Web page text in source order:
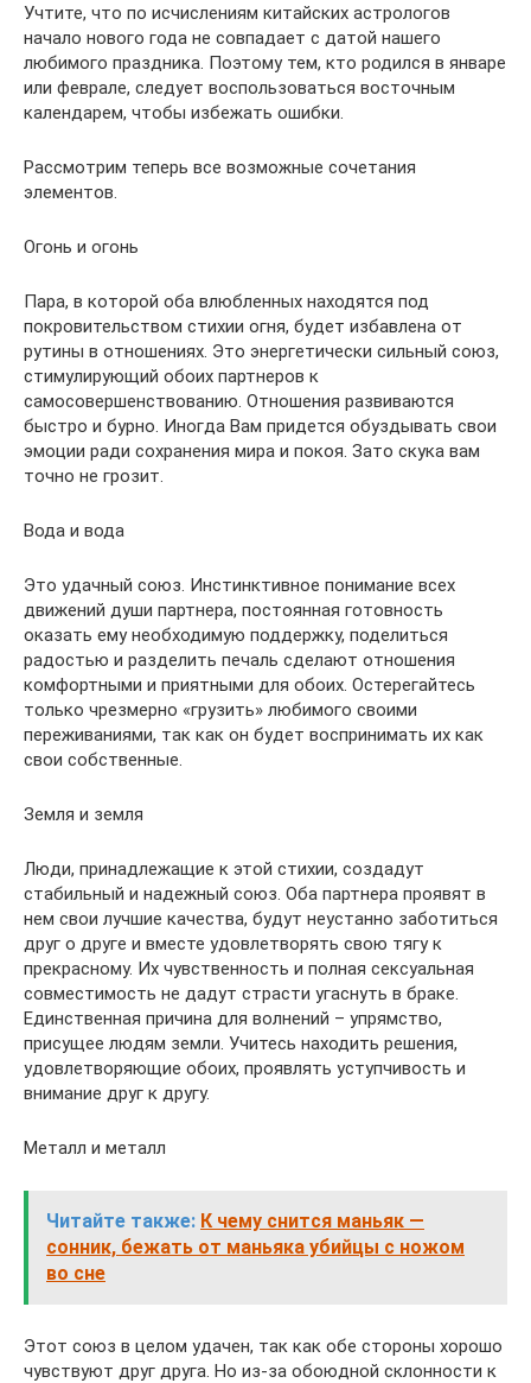
Учтите, что по исчислениям китайских астрологов
начало нового года не совпадает с датой нашего
любимого праздника. Поэтому тем, кто родился в январе
или феврале, следует воспользоваться восточным
календарем, чтобы избежать ошибки.
Рассмотрим теперь все возможные сочетания
элементов.
Огонь и огонь
Пара, в которой оба влюбленных находятся под
покровительством стихии огня, будет избавлена от
рутины в отношениях. Это энергетически сильный союз,
стимулирующий обоих партнеров к
самосовершенствованию. Отношения развиваются
быстро и бурно. Иногда Вам придется обуздывать свои
эмоции ради сохранения мира и покоя. Зато скука вам
точно не грозит.
Вода и вода
Это удачный союз. Инстинктивное понимание всех
движений души партнера, постоянная готовность
оказать ему необходимую поддержку, поделиться
радостью и разделить печаль сделают отношения
комфортными и приятными для обоих. Остерегайтесь
только чрезмерно «грузить» любимого своими
переживаниями, так как он будет воспринимать их как
свои собственные.
Земля и земля
Люди, принадлежащие к этой стихии, создадут
стабильный и надежный союз. Оба партнера проявят в
нем свои лучшие качества, будут неустанно заботиться
друг о друге и вместе удовлетворять свою тягу к
прекрасному. Их чувственность и полная сексуальная
совместимость не дадут страсти угаснуть в браке.
Единственная причина для волнений – упрямство,
присущее людям земли. Учитесь находить решения,
удовлетворяющие обоих, проявлять уступчивость и
внимание друг к другу.
Металл и металл
Читайте также: К чему снится маньяк —
сонник, бежать от маньяка убийцы с ножом
во сне
Этот союз в целом удачен, так как обе стороны хорошо
чувствуют друг друга. Но из-за обоюдной склонности к